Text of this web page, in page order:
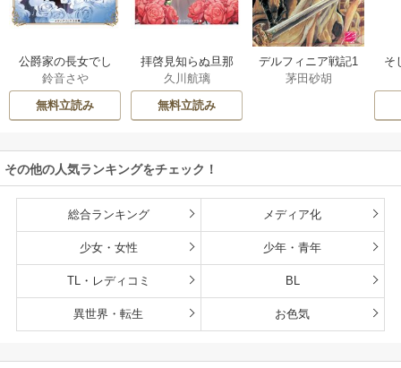
公爵家の長女でし
た
鈴音さや
無料立読み
拝啓見知らぬ旦那
様、離婚していた
だきます
久川航璃
無料立読み
デルフィニア戦記1
茅田砂胡
そ
その他の人気ランキングをチェック！
総合ランキング メディア化
少女・女性 少年・青年
TL・レディコミ BL
異世界・転生 お色気